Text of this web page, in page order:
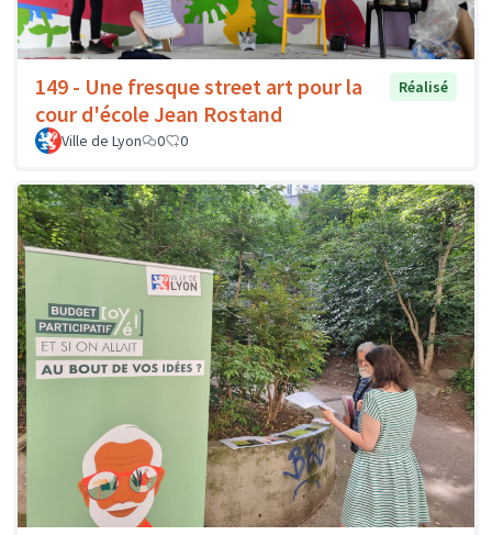
149 - Une fresque street art pour la
cour d'école Jean Rostand
Réalisé
Ville de Lyon 0 0